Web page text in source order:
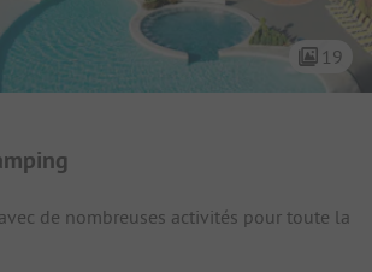
19
du camping
de nombreuses activités pour toute la